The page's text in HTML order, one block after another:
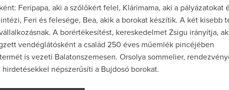
Feripapa, aki a szőlőkért felel, Klárimama, aki a pályázatokat
Feri és felesége, Bea, akik a borokat készítik. A két kisebb
A borértékesítést, kereskedelmet Zsigu irányítja,
vendéglátósként a család 250 éves műemlék pincéjében
is vezeti Balatonszemesen. Orsolya sommelier,
hirdetésekkel népszerűsíti a Bujdosó borokat.